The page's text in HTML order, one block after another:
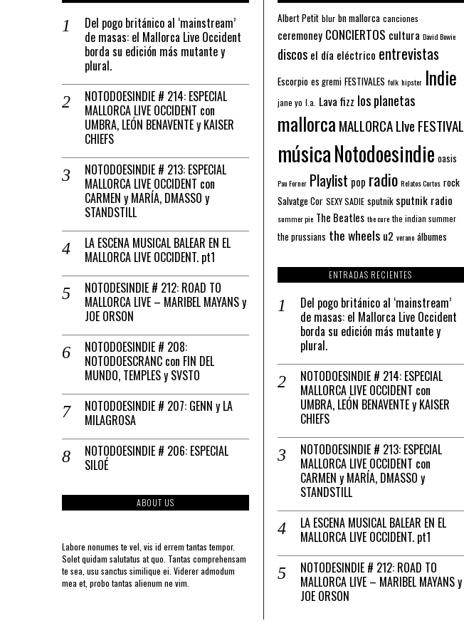
Del pogo británico al ‘mainstream’
de masas: el Mallorca Live Occident
borda su edición más mutante y
plural.
NOTODOESINDIE # 214: ESPECIAL
MALLORCA LIVE OCCIDENT con
UMBRA, LEÓN BENAVENTE y KAISER
CHIEFS
NOTODOESINDIE # 213: ESPECIAL
MALLORCA LIVE OCCIDENT con
CARMEN y MARÍA, DMASSO y
STANDSTILL
LA ESCENA MUSICAL BALEAR EN EL
MALLORCA LIVE OCCIDENT. pt1
NOTODESINDIE # 212: ROAD TO
MALLORCA LIVE – MARIBEL MAYANS y
JOE ORSON
NOTODOESINDIE # 208:
NOTODOESCRANC con FIN DEL
MUNDO, TEMPLES y SVSTO
NOTODOESINDIE # 207: GENN y LA
MILAGROSA
NOTODOESINDIE # 206: ESPECIAL
SILOÉ
ABOUT US
Labore nonumes te vel, vis id errem tantas tempor.
Solet quidam salutatus at quo. Tantas comprehensam
te sea, usu sanctus similique ei. Viderer admodum
mea et, probo tantas alienum ne vim.
Albert Petit blur bn mallorca canciones
ceremoney CONCIERTOS cultura David Bowie
discos el día eléctrico entrevistas
Escorpio es gremi FESTIVALES folk hipster Indie
jane yo l.a. Lava fizz los planetas
mallorca MALLORCA LIve FESTIVAL
músicaNotodoesindie oasis
Pau Forner Playlist pop radio Relatos Cortos rock
Salvatge Cor SEXY SADIE sputnik sputnik radio
summer pie The Beatles the cure the indian summer
the prussians the wheels u2 verano álbumes
ENTRADAS RECIENTES
Del pogo británico al ‘mainstream’
de masas: el Mallorca Live Occident
borda su edición más mutante y
plural.
NOTODOESINDIE # 214: ESPECIAL
MALLORCA LIVE OCCIDENT con
UMBRA, LEÓN BENAVENTE y KAISER
CHIEFS
NOTODOESINDIE # 213: ESPECIAL
MALLORCA LIVE OCCIDENT con
CARMEN y MARÍA, DMASSO y
STANDSTILL
LA ESCENA MUSICAL BALEAR EN EL
MALLORCA LIVE OCCIDENT. pt1
NOTODESINDIE # 212: ROAD TO
MALLORCA LIVE – MARIBEL MAYANS y
JOE ORSON